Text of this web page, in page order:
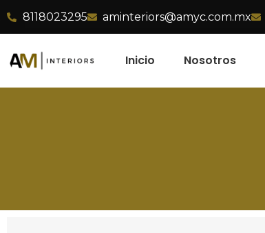
8118023295 aminteriors@amyc.com.mx
Inicio Nosotros